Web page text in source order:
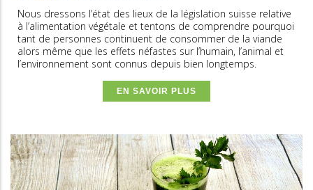
Nous dressons l’état des lieux de la législation suisse relative
à l’alimentation végétale et tentons de comprendre pourquoi
tant de personnes continuent de consommer de la viande
alors même que les effets néfastes sur l’humain, l’animal et
l’environnement sont connus depuis bien longtemps.
EN SAVOIR PLUS